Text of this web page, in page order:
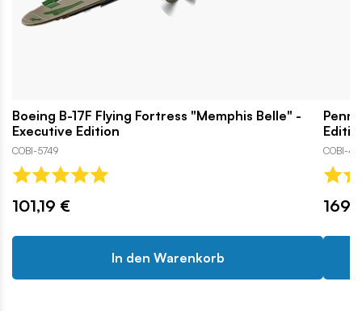
Boeing B-17F Flying Fortress "Memphis Belle" -
Executive Edition
COBI-5749
101,19 €
In den Warenkorb
COBI-